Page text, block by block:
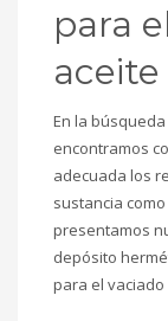
para
aceite
En la
encontramos
adecuada los
sustancia
presentamos
depósito
para el vaciado